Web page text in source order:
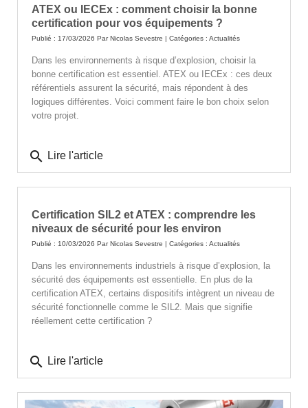
ATEX ou IECEx : comment choisir la bonne
certification pour vos équipements ?
Publié : 17/03/2026 ParNicolas Sevestre | Catégories : Actualités
Dans les environnements à risque d’explosion, choisir la
bonne certification est essentiel. ATEX ou IECEx : ces deux
référentiels assurent la sécurité, mais répondent à des
logiques différentes. Voici comment faire le bon choix selon
votre projet.
search Lire l'article
Certification SIL2 et ATEX : comprendre les
niveaux de sécurité pour les environ
Publié : 10/03/2026 ParNicolas Sevestre | Catégories : Actualités
Dans les environnements industriels à risque d’explosion, la
sécurité des équipements est essentielle. En plus de la
certification ATEX, certains dispositifs intègrent un niveau de
sécurité fonctionnelle comme le SIL2. Mais que signifie
réellement cette certification ?
search Lire l'article